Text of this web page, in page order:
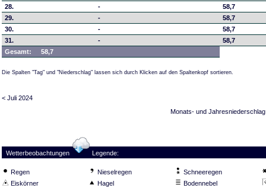
28.
-
58,7
29.
-
58,7
30.
-
58,7
31.
-
58,7
Gesamt:
58,7
Die Spalten "Tag" und "Niederschlag" lassen sich durch Klicken auf den Spaltenkopf sortieren.
< Juli 2024
Monats- und Jahresniederschlag
Wetterbeobachtungen Legende:
Regen Nieselregen
Schneeregen
Eiskörner
Hagel
Bodennebel